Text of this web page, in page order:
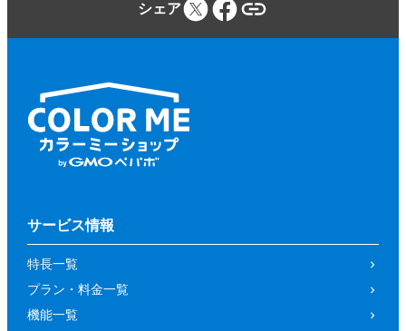
シェア
サービス情報
特長一覧
プラン・料金一覧
機能一覧